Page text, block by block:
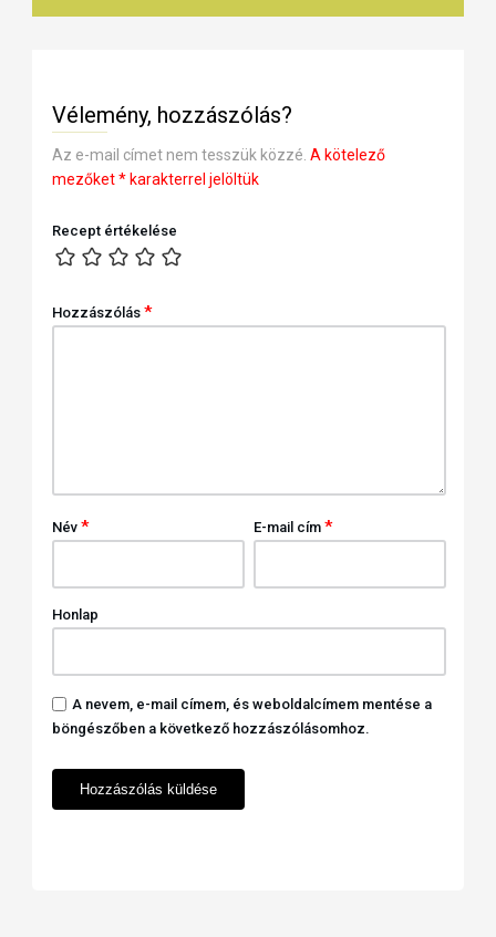
Vélemény, hozzászólás?
Az e-mail címet nem tesszük közzé. A kötelező
mezőket*karakterrel jelöltük
Recept értékelése
Hozzászólás *
Név * E-mail cím*
Honlap
A nevem, e-mail címem, és weboldalcímem mentése a
böngészőben a következő hozzászólásomhoz.